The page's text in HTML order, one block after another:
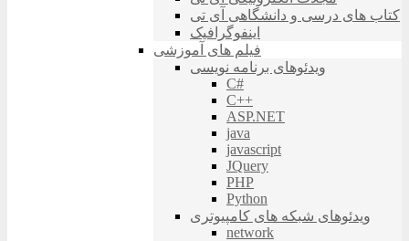
کتاب های درسی و دانشگاهی آی تی
اینفوگرافیک
فیلم های آموزشی
ویدئوهای برنامه نویسی
C#
C++
ASP.NET
java
javascript
JQuery
PHP
Python
ویدئوهای شبکه های کامپیوتری
network